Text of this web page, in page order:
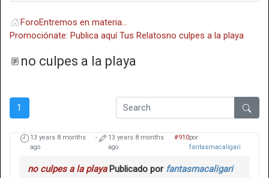
ForoEntremos en materia...
Promociónate: Publica aquí Tus Relatosno culpes a la playa
no culpes a la playa
1
13 years 8 months
ago
-
13 years 8 months
ago
#910por
fantasmacaligari
no culpes a la playaPublicado por fantasmacaligari